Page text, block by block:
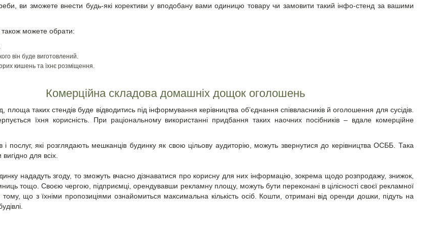
ви зможете внести будь-які корективи у вподобану вами одиницю товару чи замовити такий інфо-стенд за вашими
можете обрати:
він буде виготовлений.
кишень та їхнє розміщення.
Комерційна складова домашніх дощок оголошень
площа таких стендів буде відводитись під інформування керівництва об’єднання співвласників йоголошення для сусідів
їхня корисність. При раціональному використанні придбання таких наочних посібників – вдале комерційне
і послуг, які розглядають мешканців будинку як свою цільову аудиторію, можуть звернутися до керівництва ОСББ. Така
для всіх.
нададуть згоду, то зможуть вчасно дізнаватися про корисну для них інформацію, зокрема щодо розпродажу, знижок,
тощо. Своєю чергою, підприємці, орендувавши рекламну площу, можуть бути переконані в цілісності своєї рекламної
тому, що з їхніми пропозиціями ознайомиться максимальна кількість осіб. Кошти, отримані від оренди дошки, підуть на